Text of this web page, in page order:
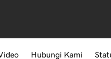
Hubungi Kami